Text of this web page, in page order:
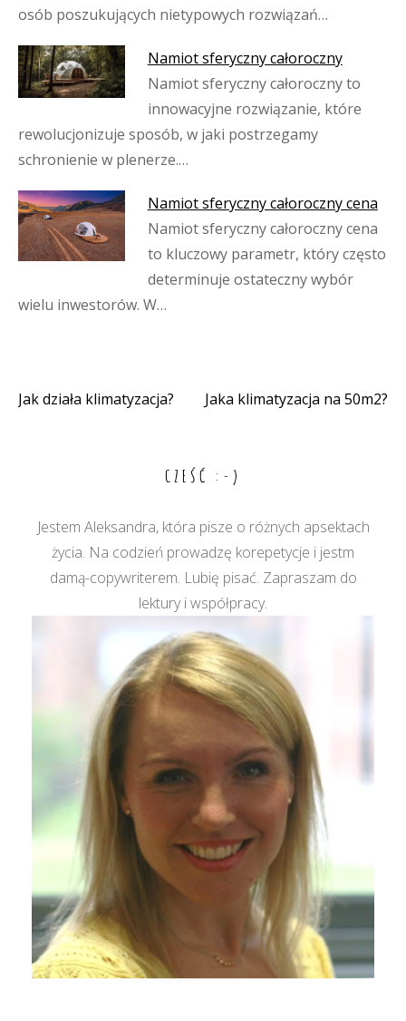
osób poszukujących nietypowych rozwiązań…
Namiot sferyczny całoroczny
Namiot sferyczny całoroczny to
innowacyjne rozwiązanie, które
rewolucjonizuje sposób, w jaki postrzegamy
schronienie w plenerze.…
Namiot sferyczny całoroczny cena
Namiot sferyczny całoroczny cena
to kluczowy parametr, który często
determinuje ostateczny wybór
wielu inwestorów. W…
Nawigacja
Jak działa klimatyzacja? Jaka klimatyzacja na 50m2?
CZEŚĆ :-)
Jestem Aleksandra, która pisze o różnych apsektach
życia. Na codzień prowadzę korepetycje i jestm
damą-copywriterem. Lubię pisać. Zapraszam do
lektury i współpracy.